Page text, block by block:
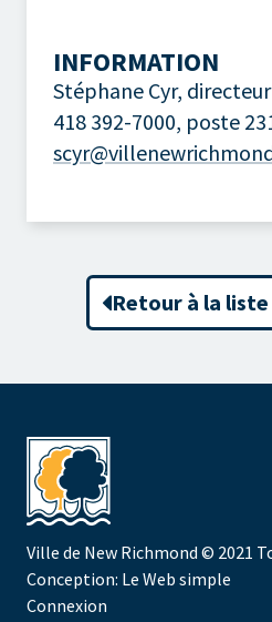
INFORMATION
Stéphane Cyr,
418 392-7000, poste
Retour à la
Ville de New Richmond © 2021
Conception: Le Web simple
Connexion